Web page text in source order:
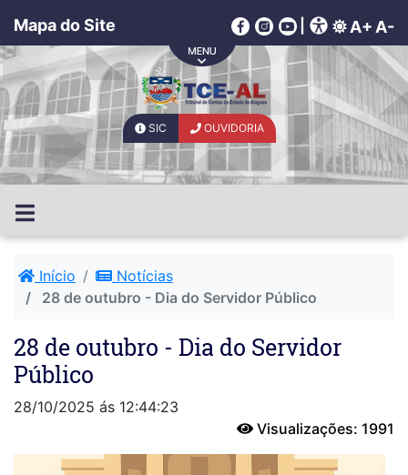
Mapa do Site A+ A-
SIC OUVIDORIA
Início
Notícias
28 de outubro - Dia do Servidor Público
28 de outubro - Dia do Servidor
Público
28/10/2025 ás 12:44:23
Visualizações: 1991